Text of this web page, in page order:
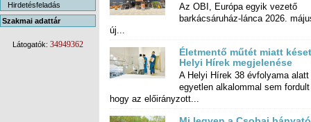
Hirdetésfeladás
Szakmai adattár
Látogatók: 34949362
Az OBI, Európa egyik vezető
barkácsáruház-lánca 2026. május 7-én
új...
Életmentő műtét miatt
Helyi Hírek megjelenése
A Helyi Hírek 38 évfolyama alatt
egyetlen alkalommal sem fordult elő,
hogy az előirányzott...